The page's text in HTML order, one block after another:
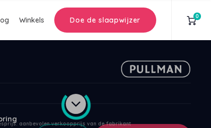
Winkels Doe de slaapwijzer 0
aanbevolen verkoopprijs van de fabrikant